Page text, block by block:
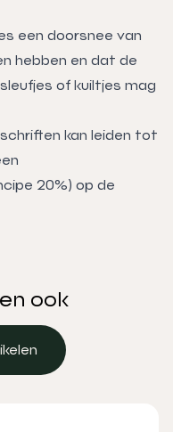
een doorsnee van
hebben en dat de
of kuiltjes mag
kan leiden tot
20%) op de
ook